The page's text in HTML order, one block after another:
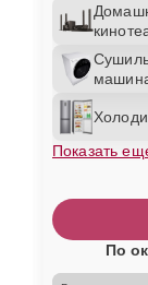
Показать
По